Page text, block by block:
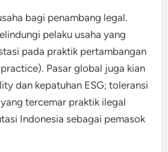
bagi penambang legal.
pelaku usaha yang
pada praktik pertambangan
Pasar global juga kian
dan kepatuhan ESG; toleransi
tercemar praktik ilegal
Indonesia sebagai pemasok